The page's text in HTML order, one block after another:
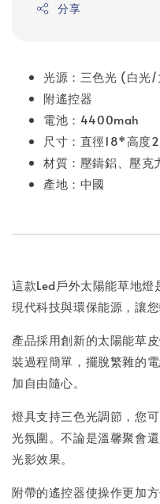
分享
光源：三色光 (白光
附遙控器
電池：4400mah
尺寸：直徑18*高度
材質：壓鑄鋁、壓克
產地：中國
這款Led戶外太陽能草地
現代科技與環保能源，讓您
產品採用創新的太陽能草
裝過程簡單，擺脫繁雜的
加自由隨心。
燈具支持三色光調節，您
光氛圍。不論是溫馨聚會
光影效果。
附帶的遙控器使操作更加